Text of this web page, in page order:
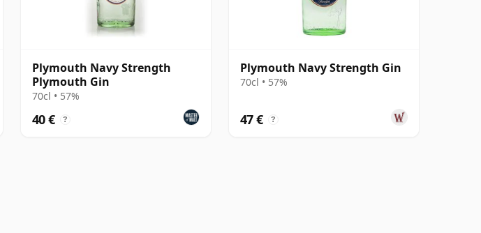
Plymouth Navy Strength
Plymouth Gin
70cl • 57%
40 € ?
Plymouth Navy Strength Gin
70cl • 57%
47 € ?